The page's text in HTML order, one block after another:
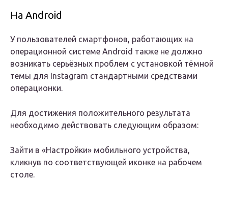
На Android
У пользователей смартфонов, работающих на
операционной системе Android также не должно
возникать серьёзных проблем с установкой тёмной
темы для Instagram стандартными средствами
операционки.
Для достижения положительного результата
необходимо действовать следующим образом:
Зайти в «Настройки» мобильного устройства,
кликнув по соответствующей иконке на рабочем
столе.